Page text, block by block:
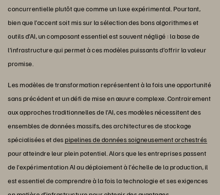
concurrentielle plutôt que comme un luxe expérimental. Pourtant,
bien que l’accent soit mis sur la sélection des bons algorithmes et
outils d’AI, un composant essentiel est souvent négligé : la base de
l’infrastructure qui permet à ces modèles puissants d’offrir la valeur
promise.
Les modèles de transformation représentent à la fois une opportunité
sans précédent et un défi de mise en œuvre complexe. Contrairement
aux approches traditionnelles de l’AI, ces modèles nécessitent des
ensembles de données massifs, des architectures de stockage
spécialisées et despipelines de données soigneusement orchestrés
pour atteindre leur plein potentiel. Alors que les entreprises passent
de l’expérimentation AI au déploiement à l’échelle de la production, il
est essentiel de comprendre à la fois la technologie et ses exigences